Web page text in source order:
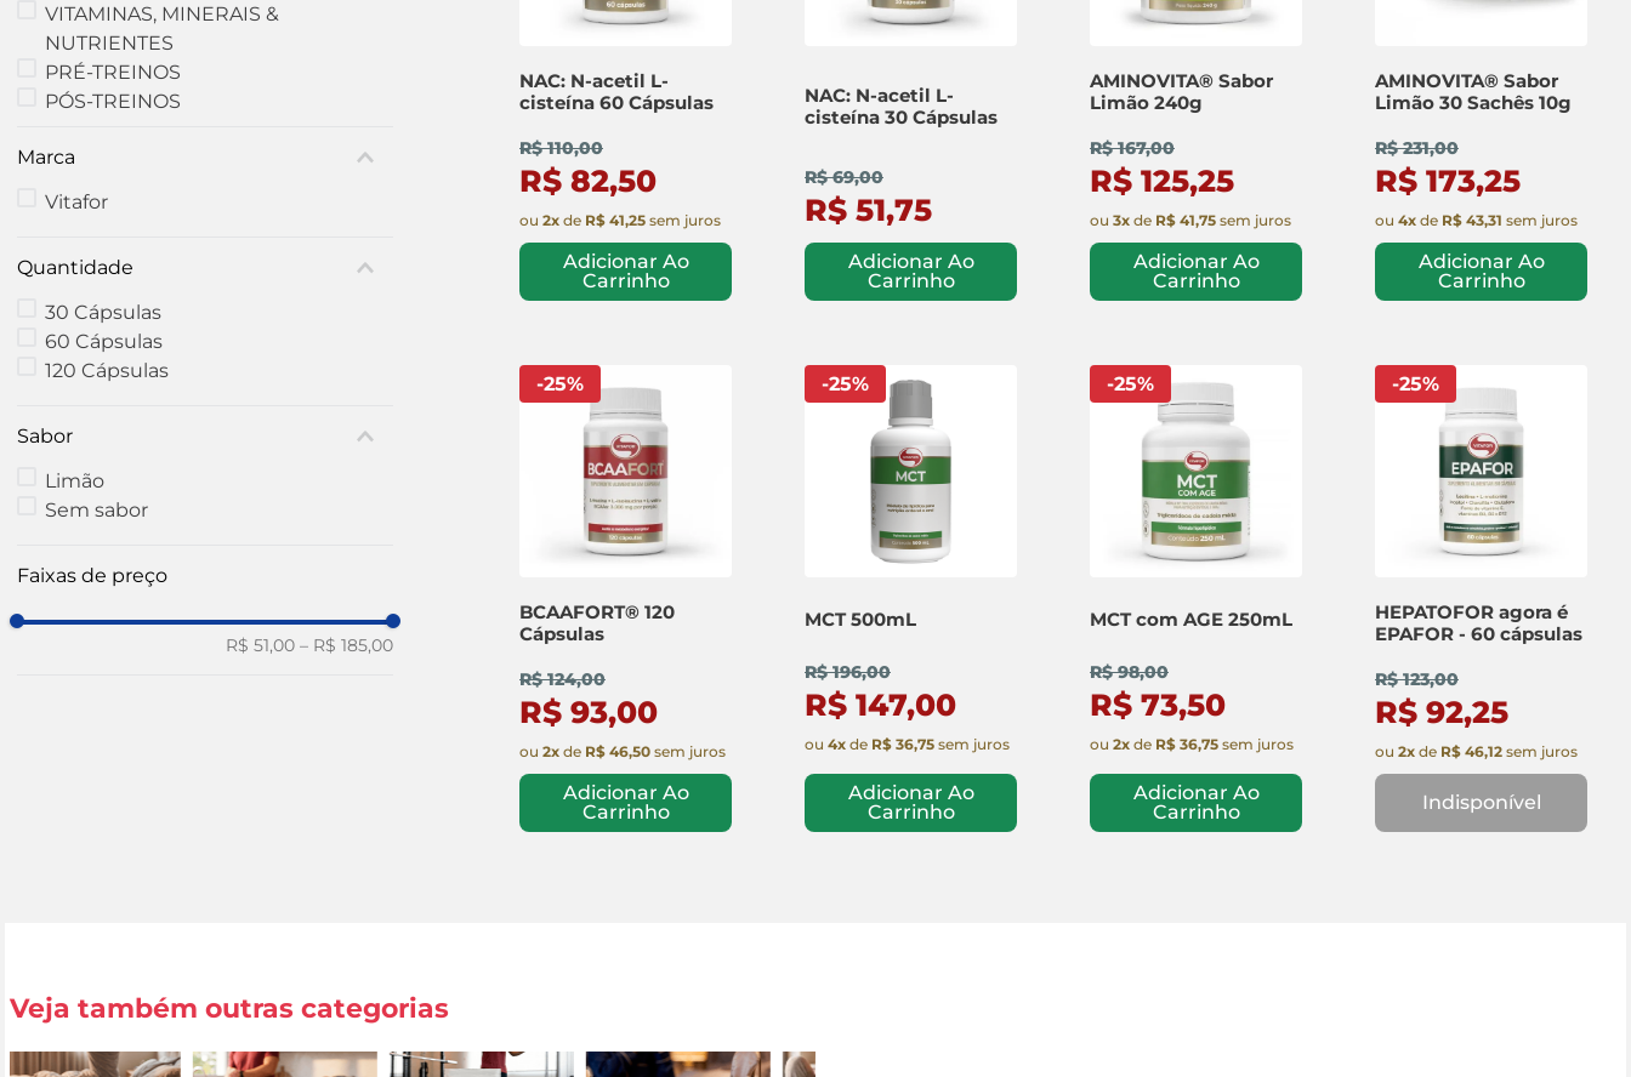
VITAMINAS, MINERAIS &
NUTRIENTES
PRÉ-TREINOS
PÓS-TREINOS
Marca
Vitafor
Quantidade
30 Cápsulas
60 Cápsulas
120 Cápsulas
Sabor
Limão
Sem sabor
Faixas de preço
R$ 51,00 – R$ 185,00
NAC: N-acetil L-
cisteína 60 Cápsulas
R$ 110,00
R$ 82,50
ou 2x de R$ 41,25 sem juros
Adicionar Ao
Carrinho
NAC: N-acetil L-
cisteína 30 Cápsulas
R$ 69,00
R$ 51,75
Adicionar Ao
Carrinho
AMINOVITA® Sabor
Limão 240g
R$ 167,00
R$ 125,25
ou 3x de R$ 41,75 sem juros
Adicionar Ao
Carrinho
AMINOVITA® Sabor
Limão 30 Sachês 10g
R$ 231,00
R$ 173,25
ou 4x de R$ 43,31 sem juros
Adicionar Ao
Carrinho
BCAAFORT® 120
Cápsulas
-25%
R$ 124,00
R$ 93,00
ou 2x de R$ 46,50 sem juros
Adicionar Ao
Carrinho
MCT 500mL
-25%
R$ 196,00
R$ 147,00
ou 4x de R$ 36,75 sem juros
Adicionar Ao
Carrinho
MCT com AGE 250mL
-25%
R$ 98,00
R$ 73,50
ou 2x de R$ 36,75 sem juros
Adicionar Ao
Carrinho
HEPATOFOR agora é
EPAFOR - 60 cápsulas
-25%
R$ 123,00
R$ 92,25
ou 2x de R$ 46,12 sem juros
Indisponível
Veja também outras categorias